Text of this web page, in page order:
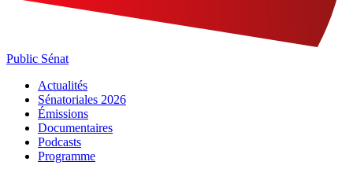
Public Sénat
Actualités
Sénatoriales 2026
Émissions
Documentaires
Podcasts
Programme